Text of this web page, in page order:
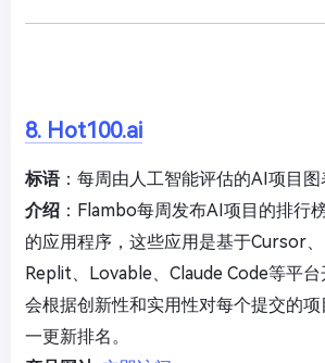
8. Hot100.ai
标语：每周由人工智能评估的AI项目图
介绍 ：Flambo每周发布AI项目的排行
的应用程序，这些应用是基于Cursor、
Replit、Lovable、Claude Code等平
会根据创新性和实用性对每个提交的项
一更新排名。